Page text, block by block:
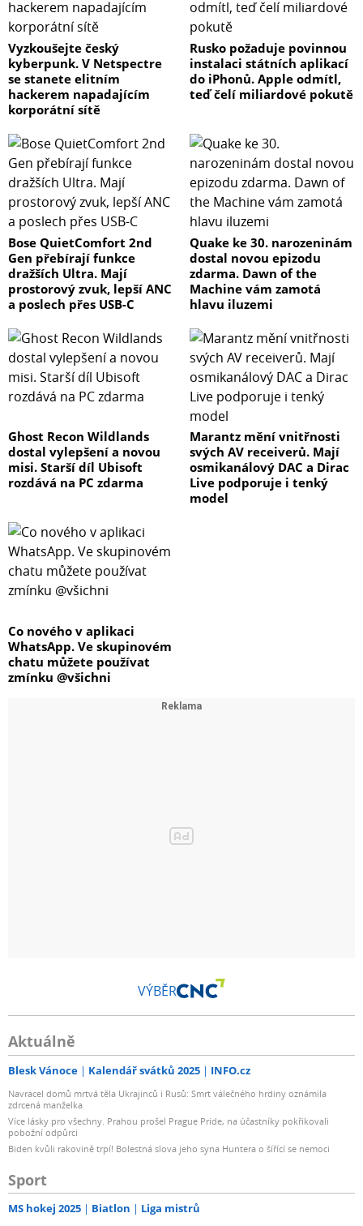
Vyzkoušejte český
kyberpunk. V Netspectre
se stanete elitním
hackerem napadajícím
korporátní sítě
Rusko požaduje povinnou
instalaci státních aplikací
do iPhonů. Apple odmítl,
teď čelí miliardové pokutě
Bose QuietComfort 2nd
Gen přebírají funkce
dražších Ultra. Mají
prostorový zvuk, lepší ANC
a poslech přes USB-C
Quake ke 30. narozeninám
dostal novou epizodu
zdarma. Dawn of the
Machine vám zamotá
hlavu iluzemi
Ghost Recon Wildlands
dostal vylepšení a novou
misi. Starší díl Ubisoft
rozdává na PC zdarma
Marantz mění vnitřnosti
svých AV receiverů. Mají
osmikanálový DAC a Dirac
Live podporuje i tenký
model
Co nového v aplikaci
WhatsApp. Ve skupinovém
chatu můžete používat
zmínku @všichni
VÝBĚR
Aktuálně
Blesk Vánoce Kalendář svátků 2025 INFO.cz
Navracel domů mrtvá těla Ukrajinců i Rusů: Smrt válečného hrdiny oznámila
zdrcená manželka
Více lásky pro všechny. Prahou prošel Prague Pride, na účastníky pokřikovali
pobožní odpůrci
Biden kvůli rakovině trpí! Bolestná slova jeho syna Huntera o šířící se nemoci
Sport
MS hokej 2025 Biatlon Liga mistrů